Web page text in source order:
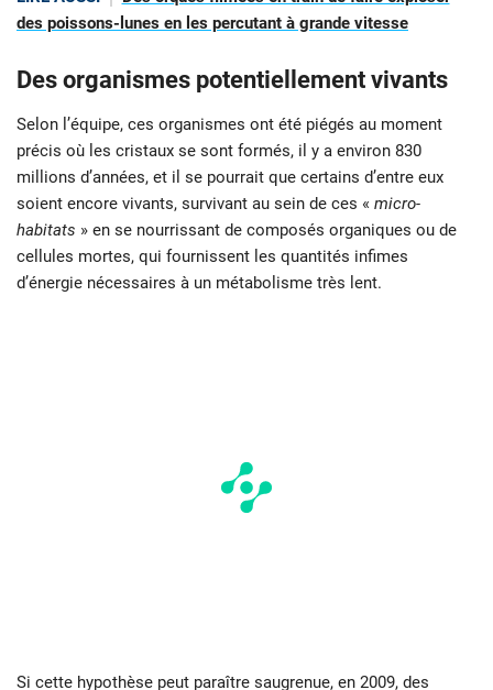
des poissons-lunes en les percutant à grande vitesse
Des organismes potentiellement vivants
Selon l’équipe, ces organismes ont été piégés au moment
précis où les cristaux se sont formés, il y a environ 830
millions d’années, et il se pourrait que certains d’entre eux
soient encore vivants, survivant au sein de ces « micro-
habitats » en se nourrissant de composés organiques ou de
cellules mortes, qui fournissent les quantités infimes
d’énergie nécessaires à un métabolisme très lent.
Si cette hypothèse peut paraître saugrenue, en 2009, des